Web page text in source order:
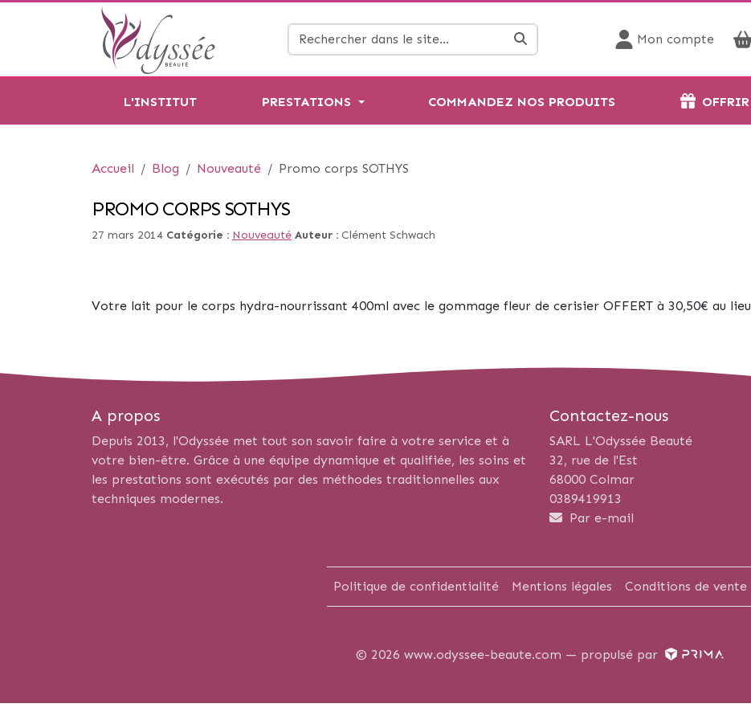
Mon compte
L'INSTITUT PRESTATIONS COMMANDEZ NOS PRODUITS
Accueil Blog Nouveauté Promo corps SOTHYS
PROMO CORPS SOTHYS
27 mars 2014 Catégorie : Nouveauté Auteur : Clément Schwach
Votre lait pour le corps hydra-nourrissant 400ml avec le gommage fleur de cerisier OFFERT à 30,50€ au
A propos
Depuis 2013, l'Odyssée met tout son savoir faire à votre service et à
votre bien-être. Grâce à une équipe dynamique et qualifiée, les soins et
les prestations sont exécutés par des méthodes traditionnelles aux
techniques modernes.
Contactez-nous
SARL L'Odyssée Beauté
32, rue de l'Est
68000 Colmar
0389419913
Par e-mail
Politique de confidentialité Mentions légales Conditions de vente
© 2026 www.odyssee-beaute.com — propulsé par